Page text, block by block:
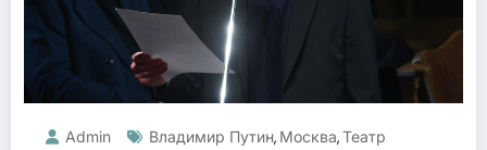
Admin Владимир Путин, Москва,Театр